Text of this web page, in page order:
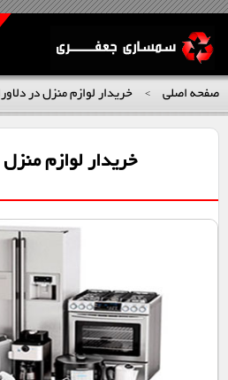
صفحه اصلی > خریدار لوازم منزل در
خریدار لوازم منزل